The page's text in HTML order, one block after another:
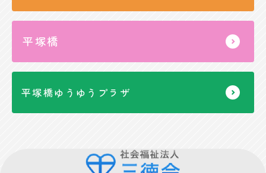
平塚橋
平塚橋ゆうゆうプラザ